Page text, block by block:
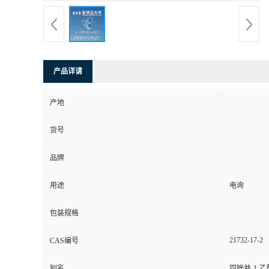
产品详请
产地
货号
品牌
用途 电询
包装规格
CAS编号 21732-17-2